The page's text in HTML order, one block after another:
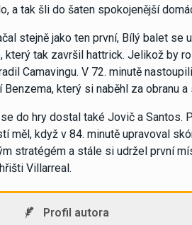
a tak šli do šaten spokojenější
stejně jako ten první, Bílý balet se
který tak završil hattrick. Jelikož by
Camavingu. V 72. minutě
Benzema, který si naběhl za obranu
do hry dostal také Jovič a Santos.
měl, když v 84. minutě upravoval
stratégém a stále si udržel první
Villarreal.
Profil autora